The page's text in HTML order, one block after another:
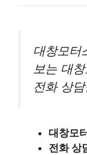
대창모터
보는 대
전화 상
대창모
전화 상